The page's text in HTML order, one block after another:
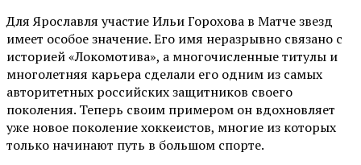
Для Ярославля участие Ильи Горохова в Матче звезд
имеет особое значение. Его имя неразрывно связано с
историей «Локомотива», а многочисленные титулы и
многолетняя карьера сделали его одним из самых
авторитетных российских защитников своего
поколения. Теперь своим примером он вдохновляет
уже новое поколение хоккеистов, многие из которых
только начинают путь в большом спорте.